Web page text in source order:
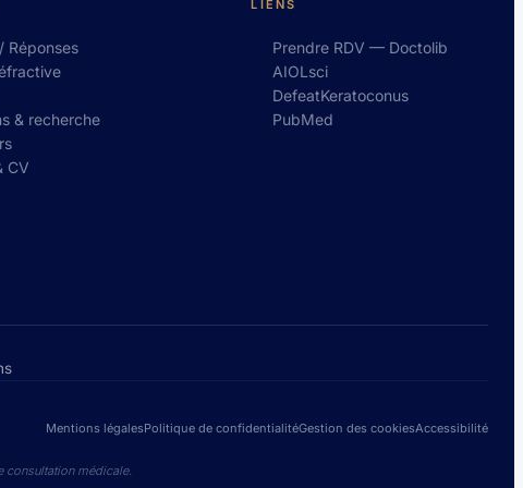
Réponses
& recherche
CV
LIENS
Prendre RDV — Doctolib
AIOLsci
DefeatKeratoconus
PubMed
Mentions légalesPolitique de confidentialitéGestion des cookiesAccessibilité
consultation médicale.